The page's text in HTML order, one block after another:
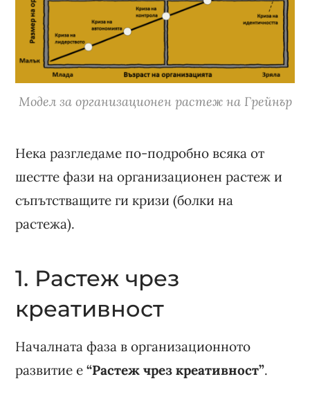
Модел за организационен растеж на Грейнър
Нека разгледаме по-подробно всяка от
шестте фази на организационен растеж и
съпътстващите ги кризи (болки на
растежа).
1. Растеж чрез
креативност
Началната фаза в организационното
развитие е“Растеж чрез креативност”.